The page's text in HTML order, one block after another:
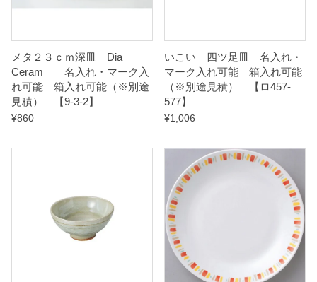
i
t
y
メタ２３ｃｍ深皿 Dia
Ceram 名入れ・マーク入
れ可能 箱入れ可能（※別途
見積） 【9-3-2】
¥860
いこい 四ツ足皿 名入れ・
マーク入れ可能 箱入れ可能
（※別途見積） 【ロ457-
577】
¥1,006